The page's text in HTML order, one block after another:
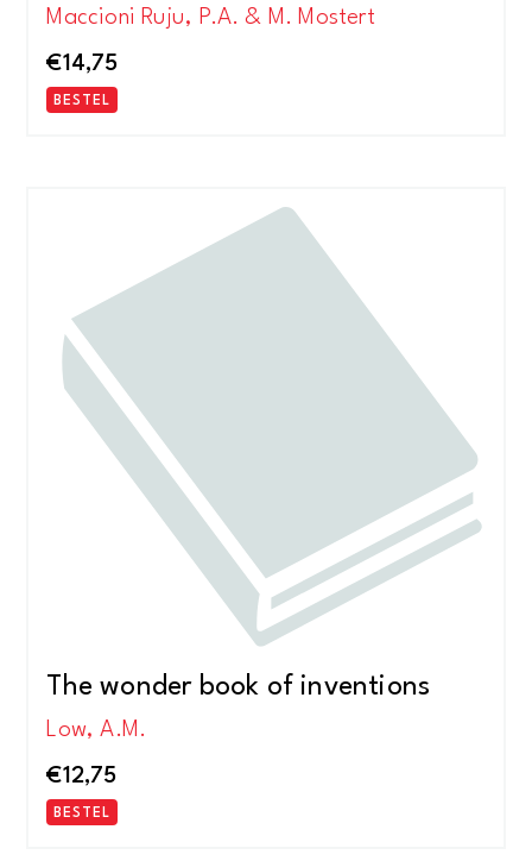
Maccioni Ruju, P.A. & M. Mostert
€14,75
BESTEL
The wonder book of inventions
Low, A.M.
€12,75
BESTEL